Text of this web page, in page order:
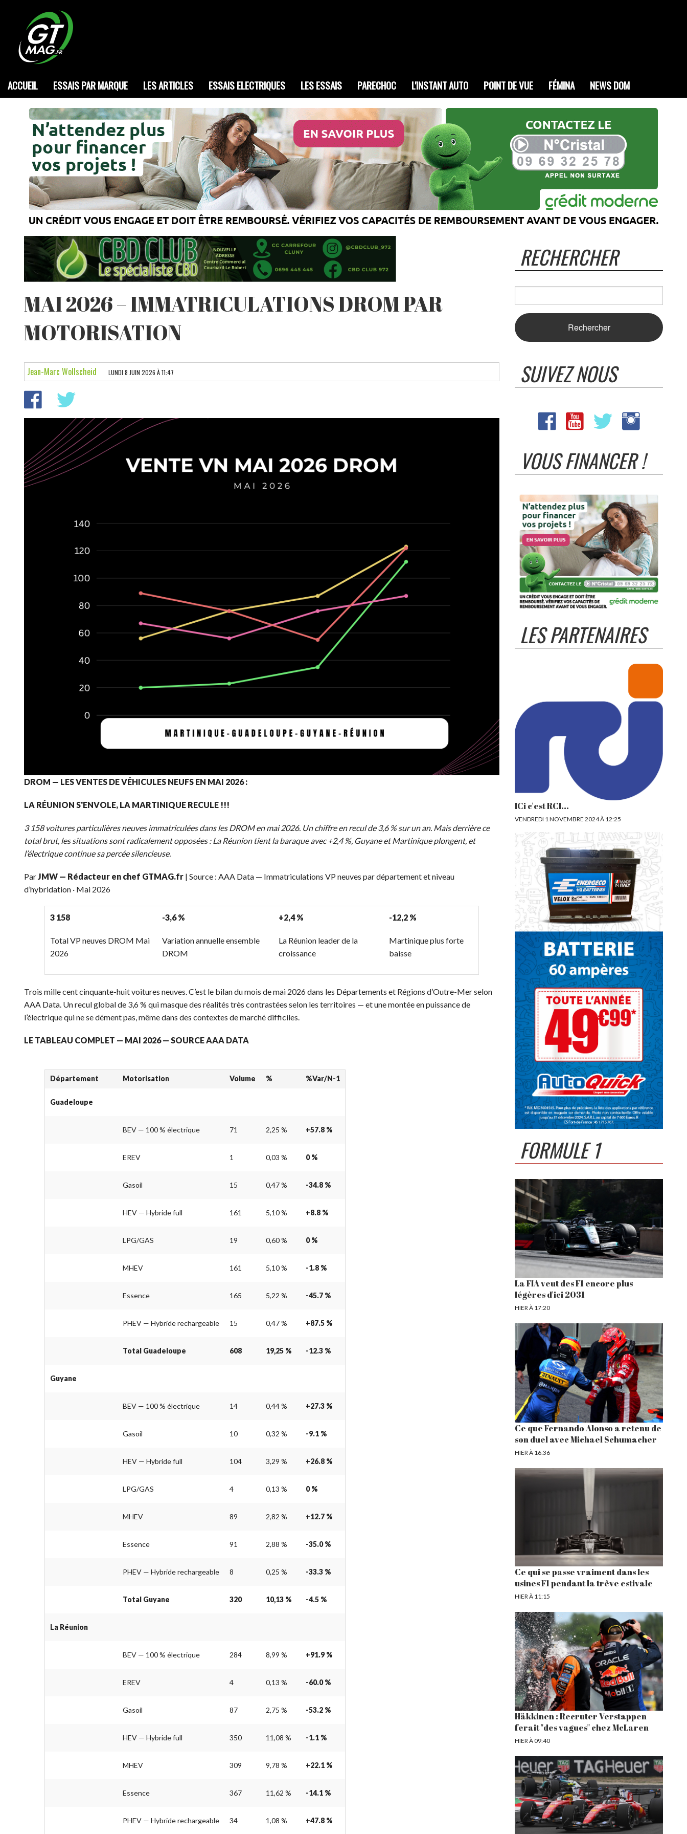
ACCUEIL ESSAIS PAR MARQUE LES ARTICLES ESSAIS ELECTRIQUES LES ESSAIS PARECHOC L'INSTANT AUTO POINT DE VUE FÉMINA NEWS DOM
MAI 2026 – IMMATRICULATIONS DROM PAR
MOTORISATION
Jean-Marc Wollscheid LUNDI 8 JUIN 2026 À 11:47
DROM — LES VENTES DE VÉHICULES NEUFS EN MAI 2026 :
LA RÉUNION S'ENVOLE, LA MARTINIQUE RECULE !!!
3 158 voitures particulières neuves immatriculées dans les DROM en mai 2026. Un chiffre en recul de 3,6 % sur un an. Mais derrière ce
total brut, les situations sont radicalement opposées : La Réunion tient la baraque avec +2,4 %, Guyane et Martinique plongent, et
l’électrique continue sa percée silencieuse.
Par JMW — Rédacteur en chef GTMAG.fr | Source : AAA Data — Immatriculations VP neuves par département et niveau
d’hybridation · Mai 2026
3 158
Total VP neuves DROM Mai
2026
-3,6 %
Variation annuelle ensemble
DROM
+2,4 %
La Réunion leader de la
croissance
-12,2 %
Martinique plus forte
baisse
Trois mille cent cinquante-huit voitures neuves. C’est le bilan du mois de mai 2026 dans les Départements et Régions d’Outre-Mer selon
AAA Data. Un recul global de 3,6 % qui masque des réalités très contrastées selon les territoires — et une montée en puissance de
l’électrique qui ne se dément pas, même dans des contextes de marché difficiles.
LE TABLEAU COMPLET — MAI 2026 — SOURCE AAA DATA
Département Motorisation Volume % %Var/N-1
Guadeloupe
BEV — 100 % électrique 71 2,25 % +57.8 %
EREV 1 0,03 % 0 %
Gasoil 15 0,47 % -34.8 %
HEV — Hybride full 161 5,10 % +8.8 %
LPG/GAS 19 0,60 % 0 %
MHEV 161 5,10 % -1.8 %
Essence 165 5,22 % -45.7 %
PHEV — Hybride rechargeable 15 0,47 % +87.5 %
Total Guadeloupe 608 19,25 % -12.3 %
Guyane
BEV — 100 % électrique 14 0,44 % +27.3 %
Gasoil 10 0,32 % -9.1 %
HEV — Hybride full 104 3,29 % +26.8 %
LPG/GAS 4 0,13 % 0 %
MHEV 89 2,82 % +12.7 %
Essence 91 2,88 % -35.0 %
PHEV — Hybride rechargeable 8 0,25 % -33.3 %
Total Guyane 320 10,13 % -4.5 %
La Réunion
BEV — 100 % électrique 284 8,99 % +91.9 %
EREV 4 0,13 % -60.0 %
Gasoil 87 2,75 % -53.2 %
HEV — Hybride full 350 11,08 % -1.1 %
MHEV 309 9,78 % +22.1 %
Essence 367 11,62 % -14.1 %
PHEV — Hybride rechargeable 34 1,08 % +47.8 %
RECHERCHER
SUIVEZ NOUS
VOUS FINANCER !
LES PARTENAIRES
ICi c'est RCI...
VENDREDI 1 NOVEMBRE 2024 À 12:25
FORMULE 1
La FIA veut des F1 encore plus
légères d'ici 2031
HIER À 17:20
Ce que Fernando Alonso a retenu de
son duel avec Michael Schumacher
HIER À 16:36
Ce qui se passe vraiment dans les
usines F1 pendant la trêve estivale
HIER À 11:15
Häkkinen : Recruter Verstappen
ferait "des vagues" chez McLaren
HIER À 09:40